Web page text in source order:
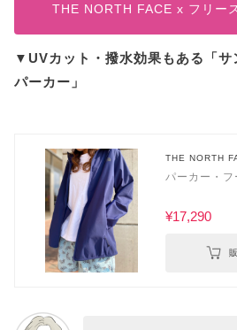
THE NORTH FACE x フリー
▼UVカット・撥水効果もある「サ
パーカー」
THE NORTH
パーカー・フ
¥17,290